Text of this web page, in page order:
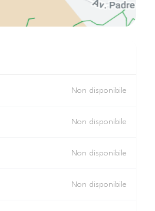
Non disponibile
Non disponibile
Non disponibile
Non disponibile